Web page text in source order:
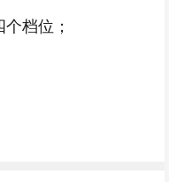
档位；